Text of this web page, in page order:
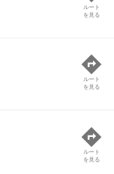
ルート
を見る
ルート
を見る
ルート
を見る